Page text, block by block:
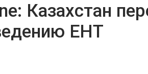
Казахстан
ЕНТ